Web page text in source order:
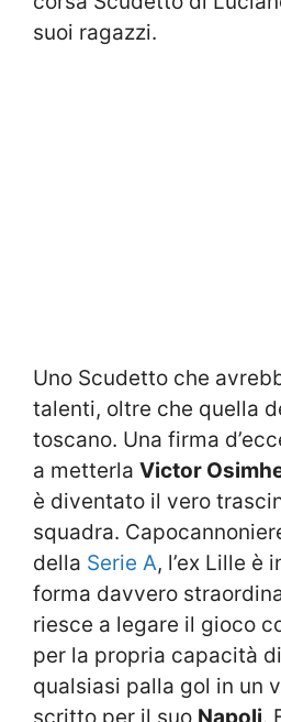
suoi ragazzi.
Uno Scudetto che
talenti, oltre che quella
toscano. Una firma
a metterla Victor
è diventato il vero
squadra.
della Serie A, l’ex Lille è
forma davvero
riesce a legare il gioco
per la propria capacità
qualsiasi palla gol in un